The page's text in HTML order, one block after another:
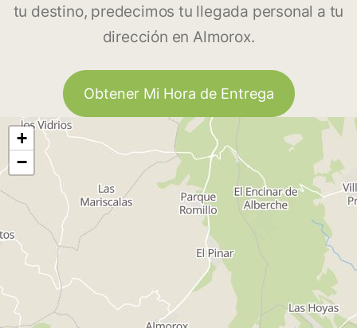
tu destino, predecimos tu llegada personal a tu
dirección en Almorox.
Obtener Mi Hora de Entrega
+
−